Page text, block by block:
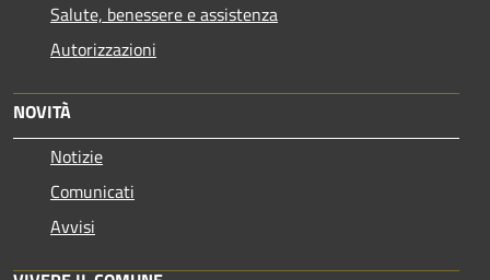
Salute, benessere e assistenza
Autorizzazioni
NOVITÀ
Notizie
Comunicati
Avvisi